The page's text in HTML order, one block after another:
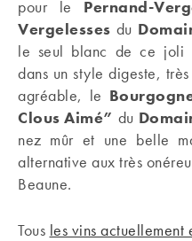
pour le Pernand-
Vergelesses du
le seul blanc de ce joli
dans un style digeste,
agréable, le
Clous Aimé” du
nez mûr et une belle
alternative aux très
Beaune.
Tous les vins actuellement